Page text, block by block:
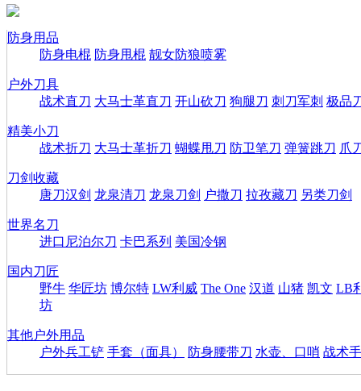
防身用品
防身电棍 防身甩棍 靓女防狼喷雾
户外刀具
战术直刀 大马士革直刀 开山砍刀 狗腿刀 刺刀军刺 极品
精美小刀
战术折刀 大马士革折刀 蝴蝶甩刀 防卫笔刀 弹簧跳刀 爪
刀剑收藏
唐刀汉剑 龙泉清刀 龙泉刀剑 户撒刀 拉孜藏刀 另类刀剑
世界名刀
进口尼泊尔刀 卡巴系列 美国冷钢
国内刀匠
野牛 华匠坊 博尔特 LW利威 The One 汉道 山猪 凯文 LB
坊
其他户外用品
户外兵工铲 手套（面具） 防身腰带刀 水壶、口哨 战术